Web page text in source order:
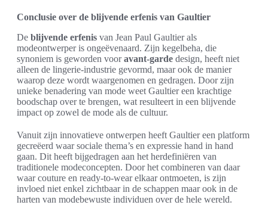
Conclusie over de blijvende erfenis van Gaultier
De blijvende erfenis van Jean Paul Gaultier als
modeontwerper is ongeëvenaard. Zijn kegelbeha, die
synoniem is geworden vooravant-garde design, heeft niet
alleen de lingerie-industrie gevormd, maar ook de manier
waarop deze wordt waargenomen en gedragen. Door zijn
unieke benadering van mode weet Gaultier een krachtige
boodschap over te brengen, wat resulteert in een blijvende
impact op zowel de mode als de cultuur.
Vanuit zijn innovatieve ontwerpen heeft Gaultier een platform
gecreëerd waar sociale thema’s en expressie hand in hand
gaan. Dit heeft bijgedragen aan het herdefiniëren van
traditionele modeconcepten. Door het combineren van daar
waar couture en ready-to-wear elkaar ontmoeten, is zijn
invloed niet enkel zichtbaar in de schappen maar ook in de
harten van modebewuste individuen over de hele wereld.